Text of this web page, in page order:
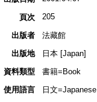
頁次 205
出版者
法藏館
出版地
日本 [Japan]
資料類型
書籍=Book
使用語言
日文=Japanese